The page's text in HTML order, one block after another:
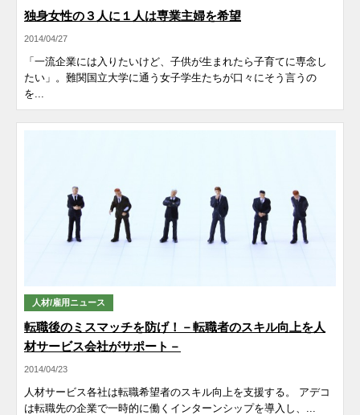
独身女性の３人に１人は専業主婦を希望
2014/04/27
「一流企業には入りたいけど、子供が生まれたら子育てに専念し
たい」。難関国立大学に通う女子学生たちが口々にそう言うの
を...
人材/雇用ニュース
転職後のミスマッチを防げ！－転職者のスキル向上を人
材サービス会社がサポート－
2014/04/23
人材サービス各社は転職希望者のスキル向上を支援する。 アデコ
は転職先の企業で一時的に働くインターンシップを導入し、...